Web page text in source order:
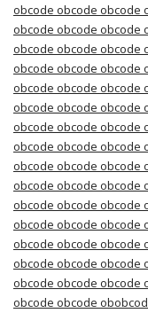
obcode obcode obcode
obcode obcode obcode
obcode obcode obcode
obcode obcode obcode
obcode obcode obcode
obcode obcode obcode
obcode obcode obcode
obcode obcode obcode
obcode obcode obcode
obcode obcode obcode
obcode obcode obcode
obcode obcode obcode
obcode obcode obcode
obcode obcode obcode
obcode obcode obcode
obcode obcode